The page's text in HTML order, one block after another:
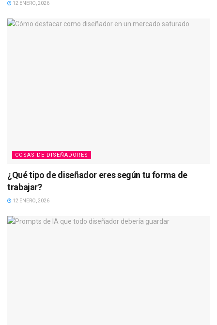
12 ENERO, 2026
COSAS DE DISEÑADORES
¿Qué tipo de diseñador eres según tu forma de
trabajar?
12 ENERO, 2026